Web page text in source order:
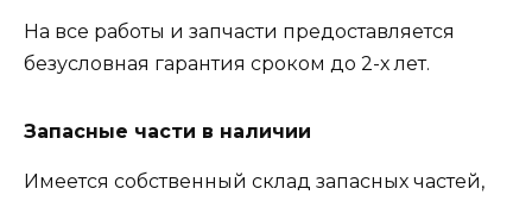
На все работы и запчасти предоставляется
безусловная гарантия сроком до 2-х лет.
Запасные части в наличии
Имеется собственный склад запасных частей,